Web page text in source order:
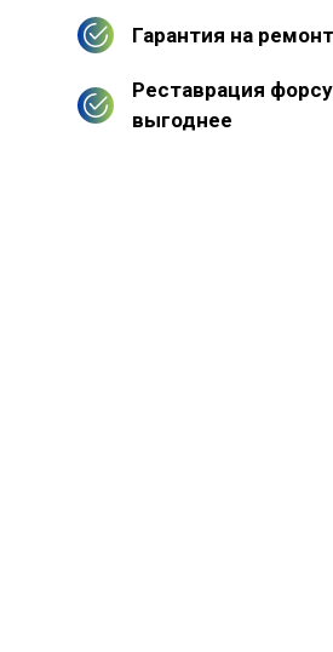
Гарантия на
Реставрация
выгоднее